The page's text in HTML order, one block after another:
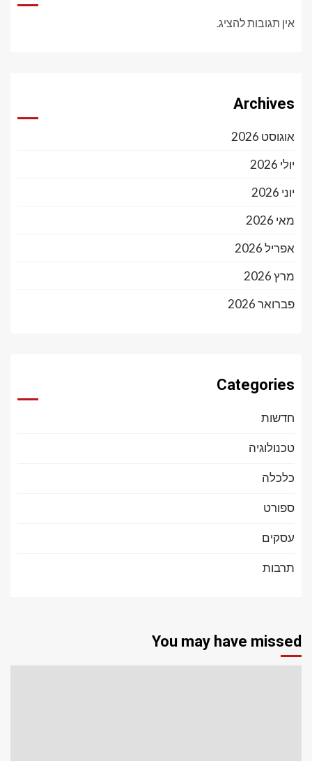
אין תגובות להציג.
Archives
אוגוסט 2026
יולי 2026
יוני 2026
מאי 2026
אפריל 2026
מרץ 2026
פברואר 2026
Categories
חדשות
טכנולוגיה
כלכלה
ספורט
עסקים
תרבות
You may have missed